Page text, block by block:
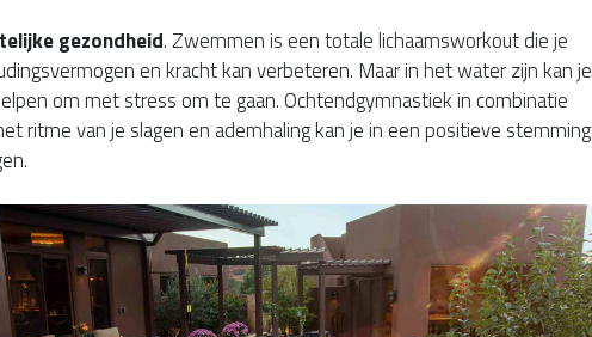
gezondheid. Zwemmen is een totale lichaamsworkout die je
en kracht kan verbeteren. Maar in het water zijn kan je
om met stress om te gaan. Ochtendgymnastiek in combinatie
ritme van je slagen en ademhaling kan je in een positieve stemming